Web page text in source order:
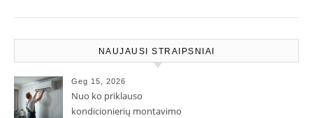
NAUJAUSI STRAIPSNIAI
Geg 15, 2026
Nuo ko priklauso
kondicionierių montavimo